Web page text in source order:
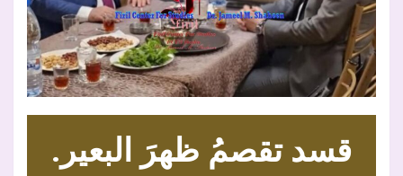
قسد تقصمُ ظهرَ البعير.